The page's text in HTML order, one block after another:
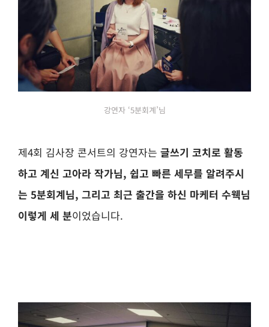
강연자 ‘5분회계’님
제4회 김사장 콘서트의 강연자는 글쓰기 코치로 활동
하고 계신 고아라 작가님, 쉽고 빠른 세무를 알려주시
는 5분회계님, 그리고 최근 출간을 하신 마케터 수웩님
이렇게 세 분이었습니다.